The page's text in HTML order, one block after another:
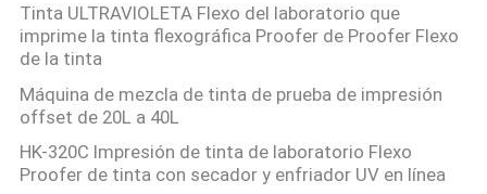
Tinta ULTRAVIOLETA Flexo del laboratorio que
imprime la tinta flexográfica Proofer de Proofer Flexo
de la tinta
Máquina de mezcla de tinta de prueba de impresión
offset de 20L a 40L
HK-320C Impresión de tinta de laboratorio Flexo
Proofer de tinta con secador y enfriador UV en línea